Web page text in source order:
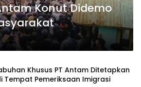
Konut Didemo
Khusus PT Antam Ditetapkan
Tempat Pemeriksaan Imigrasi